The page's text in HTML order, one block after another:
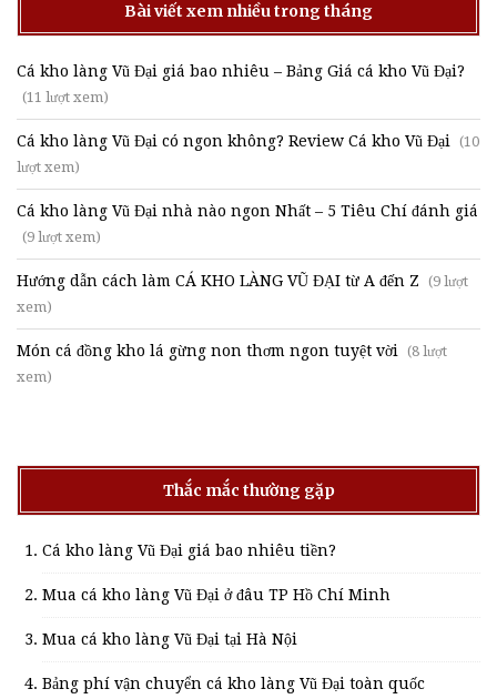
Bài viết xem nhiều trong tháng
Cá kho làng Vũ Đại giá bao nhiêu – Bảng Giá cá kho Vũ Đại?
(11 lượt xem)
Cá kho làng Vũ Đại có ngon không? Review Cá kho Vũ Đại (10
lượt xem)
Cá kho làng Vũ Đại nhà nào ngon Nhất – 5 Tiêu Chí đánh giá
(9 lượt xem)
Hướng dẫn cách làm CÁ KHO LÀNG VŨ ĐẠI từ A đến Z (9 lượt
xem)
Món cá đồng kho lá gừng non thơm ngon tuyệt vời (8 lượt
xem)
Thắc mắc thường gặp
Cá kho làng Vũ Đại giá bao nhiêu tiền?
Mua cá kho làng Vũ Đại ở đâu TP Hồ Chí Minh
Mua cá kho làng Vũ Đại tại Hà Nội
Bảng phí vận chuyển cá kho làng Vũ Đại toàn quốc